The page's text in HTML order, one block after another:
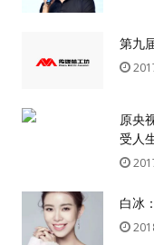
第九
原央
受人
白冰